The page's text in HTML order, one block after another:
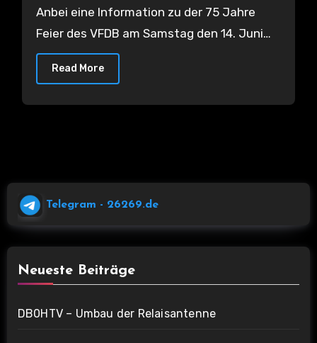
Anbei eine Information zu der 75 Jahre
Feier des VFDB am Samstag den 14. Juni…
Read More
Telegram - 26269.de
Neueste Beiträge
DB0HTV – Umbau der Relaisantenne